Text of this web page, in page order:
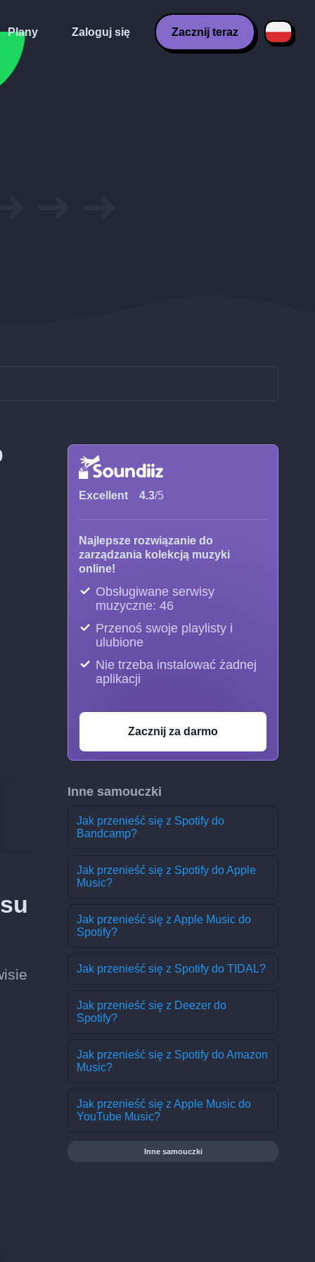
Plany Zaloguj się Zacznij teraz
Excellent 4.3/5
Najlepsze rozwiązanie do
zarządzania kolekcją muzyki
online!
Obsługiwane serwisy
muzyczne: 46
Przenoś swoje playlisty i
ulubione
Nie trzeba instalować żadnej
aplikacji
Zacznij za darmo
Inne samouczki
Jak przenieść się z Spotify do
Bandcamp?
Jak przenieść się z Spotify do Apple
Music?
Jak przenieść się z Apple Music do
Spotify?
Jak przenieść się z Spotify do TIDAL?
Jak przenieść się z Deezer do
Spotify?
Jak przenieść się z Spotify do Amazon
Music?
Jak przenieść się z Apple Music do
YouTube Music?
Inne samouczki